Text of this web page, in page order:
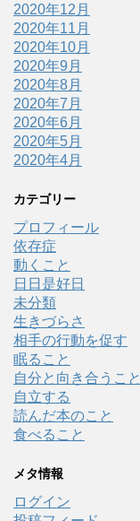
2020年12月
2020年11月
2020年10月
2020年9月
2020年8月
2020年7月
2020年6月
2020年5月
2020年4月
カテゴリー
プロフィール
依存症
動くこと
日日是好日
未分類
生きづらさ
相手の行動を促す
眠ること
自分と向き合うこと
自立する
読んだ本のこと
食べること
メタ情報
ログイン